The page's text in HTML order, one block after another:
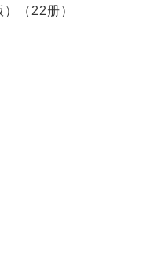
（22册）